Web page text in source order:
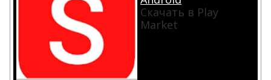
Скачать в Play
Market